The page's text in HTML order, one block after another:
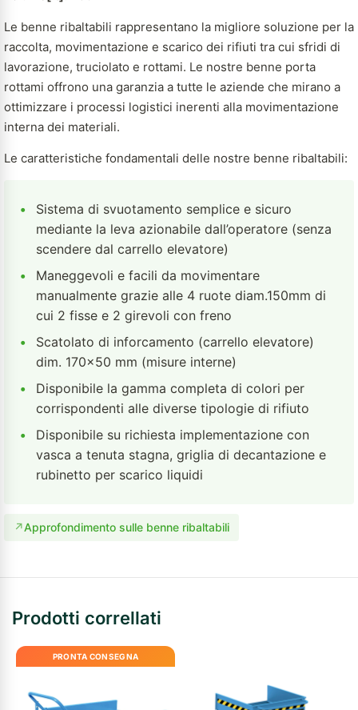
Le benne ribaltabili rappresentano la migliore soluzione per la
raccolta, movimentazione e scarico dei rifiuti tra cui sfridi di
lavorazione, truciolato e rottami. Le nostre benne porta
rottami offrono una garanzia a tutte le aziende che mirano a
ottimizzare i processi logistici inerenti alla movimentazione
interna dei materiali.
Le caratteristiche fondamentali delle nostre benne ribaltabili:
•
Sistema di svuotamento semplice e sicuro
mediante la leva azionabile dall’operatore (senza
scendere dal carrello elevatore)
•
Maneggevoli e facili da movimentare
manualmente grazie alle 4 ruote diam.150mm di
cui 2 fisse e 2 girevoli con freno
•
Scatolato di inforcamento (carrello elevatore)
dim. 170×50 mm (misure interne)
•
Disponibile la gamma completa di colori per
corrispondenti alle diverse tipologie di rifiuto
•
Disponibile su richiesta implementazione con
vasca a tenuta stagna, griglia di decantazione e
rubinetto per scarico liquidi
↗Approfondimento sulle benne ribaltabili
Prodotti correllati
PRONTA CONSEGNA